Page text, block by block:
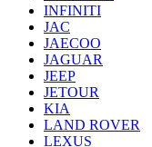
INFINITI
JAC
JAECOO
JAGUAR
JEEP
JETOUR
KIA
LAND ROVER
LEXUS